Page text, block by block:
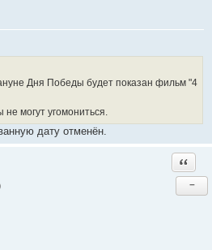
Дня Победы будет показан фильм "4
не могут угомониться.
дату отменён.
−